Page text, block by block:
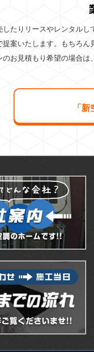
たりリースやレンタル
案いたします。もちろ
お見積もり希望の場合
「